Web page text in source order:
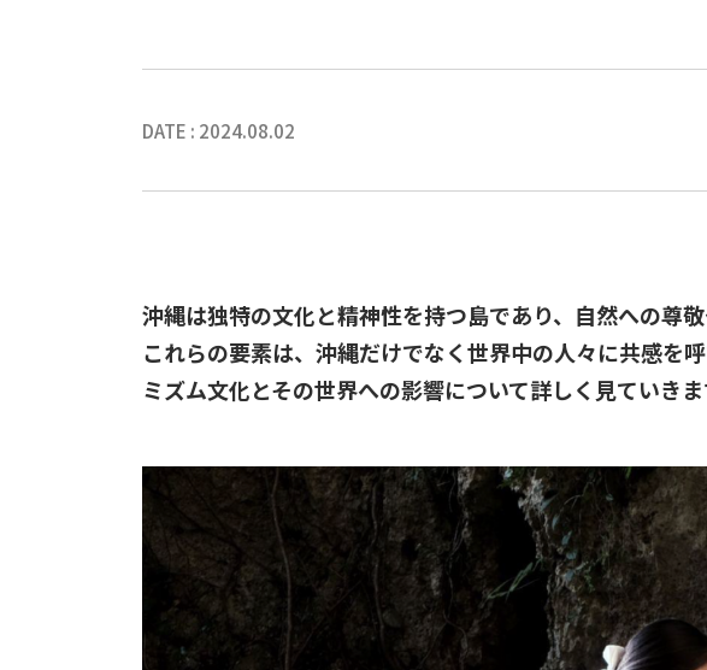
DATE : 2024.08.02
沖縄は独特の文化と精神性を持つ島であり、自然への尊
これらの要素は、沖縄だけでなく世界中の人々に共感を
ミズム文化とその世界への影響について詳しく見ていきま